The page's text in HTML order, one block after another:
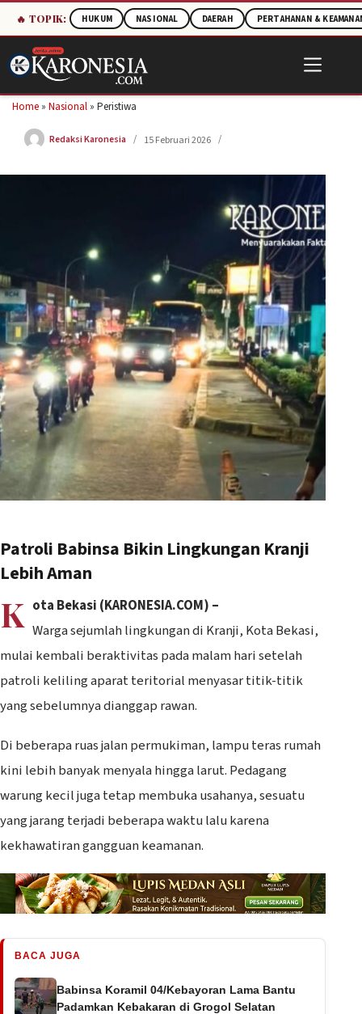
🔥 TOPIK: HUKUM NASIONAL DAERAH PERTAHANAN &
to
content
Home » Nasional » Peristiwa
Redaksi Karonesia 15 Februari 2026
Patroli Babinsa Bikin Lingkungan Kranji
Lebih Aman
K ota Bekasi (KARONESIA.COM) –
Warga sejumlah lingkungan di Kranji, Kota Bekasi,
mulai kembali beraktivitas pada malam hari setelah
patroli keliling aparat teritorial menyasar titik-titik
yang sebelumnya dianggap rawan.
Di beberapa ruas jalan permukiman, lampu teras rumah
kini lebih banyak menyala hingga larut. Pedagang
warung kecil juga tetap membuka usahanya, sesuatu
yang jarang terjadi beberapa waktu lalu karena
kekhawatiran gangguan keamanan.
BACA JUGA
Babinsa Koramil 04/Kebayoran Lama Bantu
Padamkan Kebakaran di Grogol Selatan